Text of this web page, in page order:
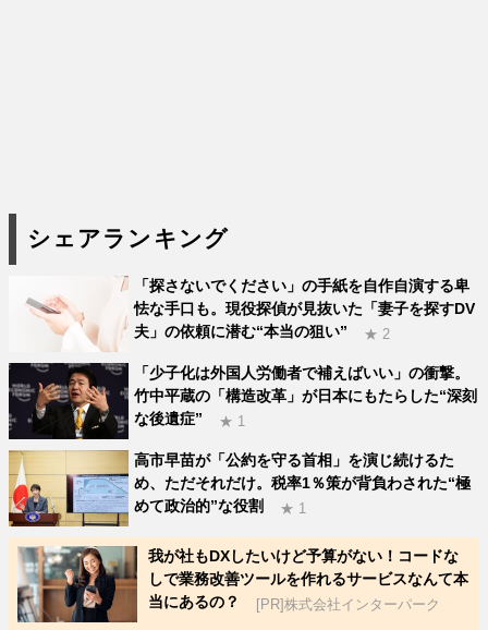
シェアランキング
「探さないでください」の手紙を自作自演する卑
怯な手口も。現役探偵が見抜いた「妻子を探すDV
夫」の依頼に潜む“本当の狙い”
★ 2
「少子化は外国人労働者で補えばいい」の衝撃。
竹中平蔵の「構造改革」が日本にもたらした“深刻
な後遺症”
★ 1
高市早苗が「公約を守る首相」を演じ続けるた
め、ただそれだけ。税率1％策が背負わされた“極
めて政治的”な役割
★ 1
我が社もDXしたいけど予算がない！コードな
しで業務改善ツールを作れるサービスなんて本
当にあるの？
[PR]株式会社インターパーク